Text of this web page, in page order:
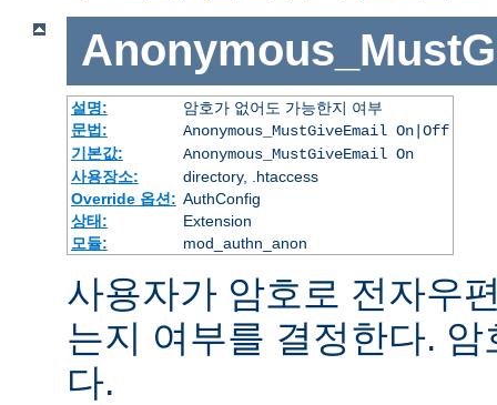
설명:
암호가 없어도 가능한지 여부
문법:
Anonymous_MustGiveEmail On|Off
기본값:
Anonymous_MustGiveEmail On
사용장소:
directory, .htaccess
Override 옵션: AuthConfig
상태:
Extension
모듈:
mod_authn_anon
사용자가 암호로 전자우
는지 여부를 결정한다.
다.